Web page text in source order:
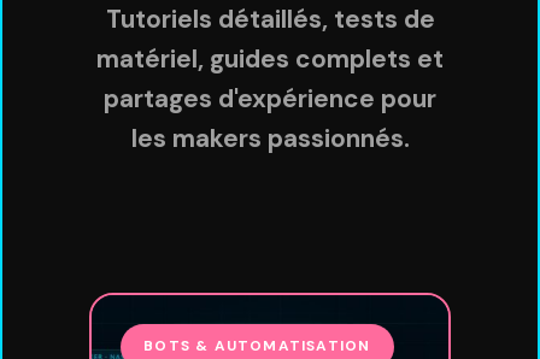
Tutoriels détaillés, tests de
matériel, guides complets et
partages d'expérience pour
les makers passionnés.
BOTS & AUTOMATISATION